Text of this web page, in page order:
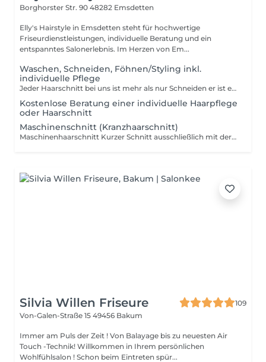
Borghorster Str. 90 48282 Emsdetten
Elly's Hairstyle in Emsdetten steht für hochwertige
Friseurdienstleistungen, individuelle Beratung und ein
entspanntes Salonerlebnis. Im Herzen von Em...
Waschen, Schneiden, Föhnen/Styling inkl.
individuelle Pflege
Jeder Haarschnitt bei uns ist mehr als nur Schneiden er ist ein persönlicher Wohlfühlmoment. Die Behandlung beginnt mit einer individuellen Beratung und einer Haarwäsche inklusive unseres Elly's Head Spa Rituals einer entspannenden Verwöhnmassage, die Kopfhaut und Sinne zur Ruhe kommen lässt. Anschließend folgt der präzise Haarschnitt, abgestimmt auf Haarstruktur, Kopfform, Stylingwunsch und Alltag. Abgerundet wird der Termin mit Föhnen, Styling und einer passenden Pflege- und Produktempfehlung für zu Hause. Inklusive Leistungen: Persönliche Beratung Haarwäsche mit individuell abgestimmter Pflege Elly's Head Spa Ritual (entspannende Verwöhn Haarwäsche) Präziser Haarschnitt Föhnen & Styling Unsere Haarschnitte werden nach Zeit- und Arbeitsaufwand berechnet. Die Buchung erfolgt anhand der Haarlänge und des gewünschten Aufwands. Richtzeiten zur Orientierung: Sehr kurz Haare ca. 30 Minuten: Für die, sehr kurze Haare tragen, Seiten und/oder Nacken rasiert sind. Kurze Haare (Ohrläppchen lang) ca. 45 Minuten: Für Haare die bis Ohrläppchen oder Kinn reichen. Für ein klassischen Haarschnitt mit Form und Styling. Auch für den regelmäßigen Haarschnitt. Mittel Langes Haar (bis Schulter) ca. 45 Minuten für Haare bis Schulter, wenn mehr Styling/ Föhnaufwand nötig ist, du dir eine sichtbare Veränderung wünscht. Lang (über Schulter bis Überlänge): ca. 60-75 Minuten Für Haare die über die Schulter gehen. Du sehr vieles und dichtes Haar hast. Für einen aufwendigeren Haarschnitt, Sowie Neuhaarschnitte. Für besondere Wünsche und für mehr Beratung. Bei sehr dichtem Haar, besonders aufwendigen Schnitten oder zusätzlichem Styling- und Beratungsaufwand kann ein Zeitaufschlag berechnet werden.
Kostenlose Beratung einer individuelle Haarpflege
oder Haarschnitt
Maschinenschnitt (Kranzhaarschnitt)
Maschinenhaarschnitt Kurzer Schnitt ausschließlich mit der Maschine Seiten oder kompletter Kopf. Kein Übergang mit der Schere, kein Deckhaar-Schnitt, keine Formkorrektur. Ideal für sehr kurze Haare und schnellen Pflege-Schnitt. ca. 15 Minuten Seitenhaarschnitt / Side Refresh Maschinenschnitt der Seiten mit leichten Übergängen, Konturen sauber ausgearbeitet. Deckhaar bleibt ungeschnitten und darf weiter wachsen. Perfekt für regelmäßige Auffrischung zwischen zwei Haarschnitten. ca. 1520 Minuten Preise können je nach Zeitaufwand und Haarbeschaffenheit variieren.
Silvia Willen Friseure
109
Von-Galen-Straße 15 49456 Bakum
Immer am Puls der Zeit ! Von Balayage bis zu neuesten Air
Touch -Technik! Willkommen in Ihrem persönlichen
Wohlfühlsalon ! Schon beim Eintreten spür...